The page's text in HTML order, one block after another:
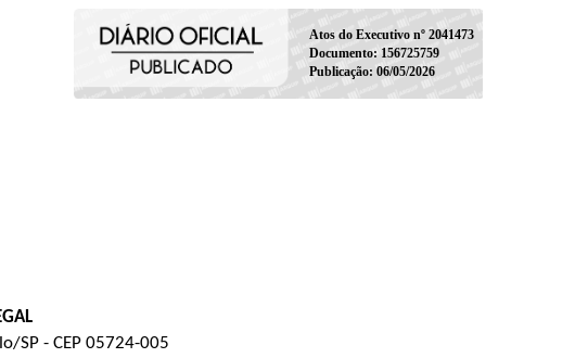
Atos do Executivo nº 2041473
Documento: 156725759
Publicação: 06/05/2026
SP - CEP 05724-005